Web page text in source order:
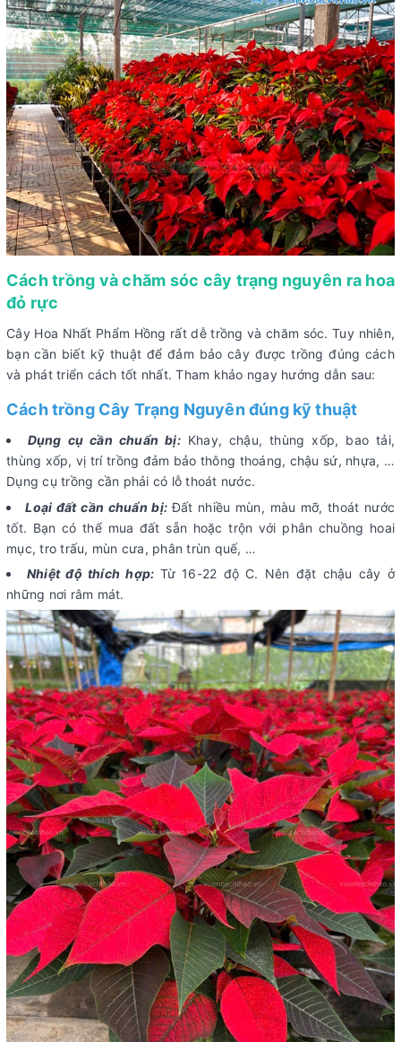
Cách trồng và chăm sóc cây trạng nguyên ra hoa
đỏ rực
Cây Hoa Nhất Phẩm Hồng rất dễ trồng và chăm sóc. Tuy nhiên,
bạn cần biết kỹ thuật để đảm bảo cây được trồng đúng cách
và phát triển cách tốt nhất. Tham khảo ngay hướng dẫn sau:
Cách trồng Cây Trạng Nguyên đúng kỹ thuật
Dụng cụ cần chuẩn bị:Khay, chậu, thùng xốp, bao tải,
thùng xốp, vị trí trồng đảm bảo thông thoáng, chậu sứ, nhựa, …
Dụng cụ trồng cần phải có lỗ thoát nước.
Loại đất cần chuẩn bị:Đất nhiều mùn, màu mỡ, thoát nước
tốt. Bạn có thể mua đất sẵn hoặc trộn với phân chuồng hoai
mục, tro trấu, mùn cưa, phân trùn quế, …
Nhiệt độ thích hợp: Từ 16-22 độ C. Nên đặt chậu cây ở
những nơi râm mát.